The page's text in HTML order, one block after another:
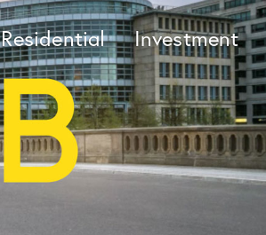
Residential Investment